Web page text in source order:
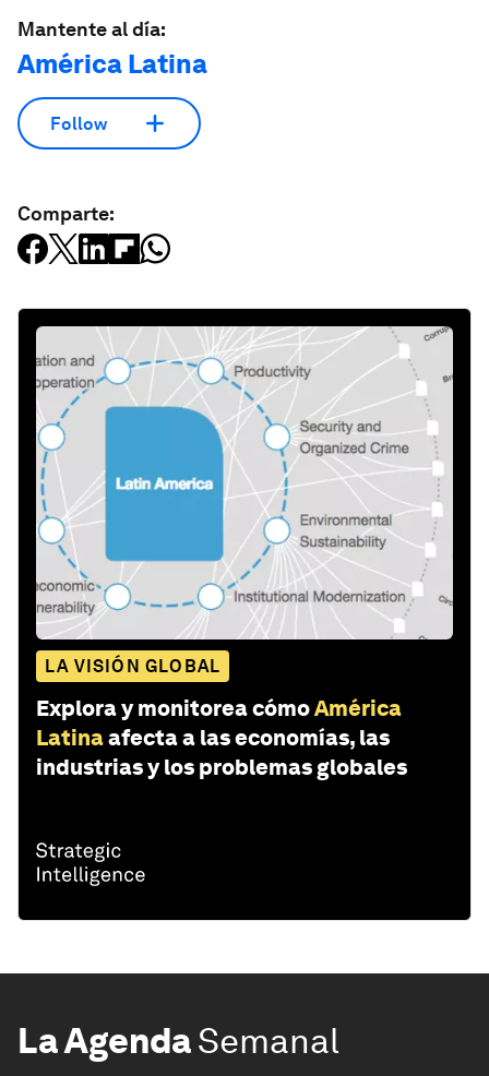
Mantente al día:
América Latina
Follow
Comparte:
LA VISIÓN GLOBAL
Explora y monitorea cómoAmérica
Latinaafecta a las economías, las
industrias y los problemas globales
La AgendaSemanal